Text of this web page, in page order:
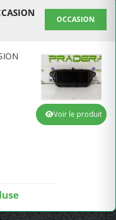
OCCASION
Voir le produit